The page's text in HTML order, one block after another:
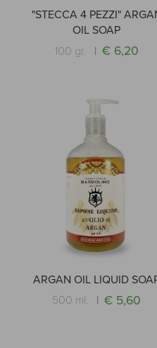
"STECCA 4 PEZZI"
OIL SOAP
100 gr.
€ 6,20
ARGAN OIL LIQUID
500 ml.
€ 5,60